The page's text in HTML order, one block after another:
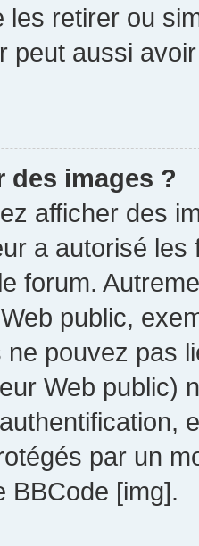
les retirer ou
peut aussi
des images ?
afficher des
a autorisé
forum.
public,
ne pouvez pas
Web public)
par un
BBCode [img].